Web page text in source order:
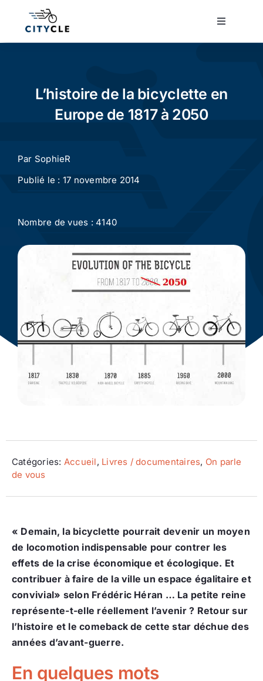
Toggle
Cyclisme urbain
Matériel
Actualité
L’histoire de la bicyclette en
Europe de 1817 à 2050
Par SophieR
Publié le : 17 novembre 2014
Nombre de vues : 4140
Catégories: Accueil, Livres / documentaires, On parle
de vous
« Demain, la bicyclette pourrait devenir un moyen
de locomotion indispensable pour contrer les
effets de la crise économique et écologique. Et
contribuer à faire de la ville un espace égalitaire et
convivial» selon Frédéric Héran … La petite reine
représente-t-elle réellement l’avenir ? Retour sur
l’histoire et le comeback de cette star déchue des
années d’avant-guerre.
En quelques mots